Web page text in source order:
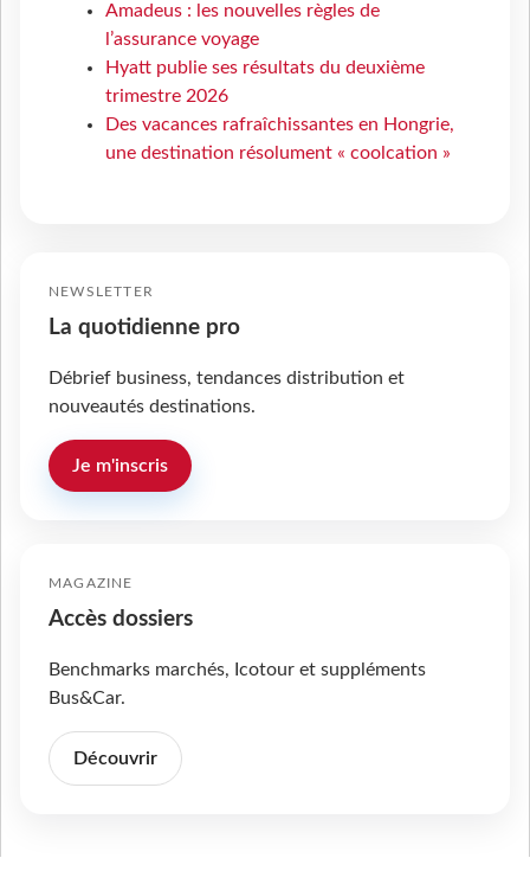
Amadeus : les nouvelles règles de
l’assurance voyage
Hyatt publie ses résultats du deuxième
trimestre 2026
Des vacances rafraîchissantes en Hongrie,
une destination résolument « coolcation »
NEWSLETTER
La quotidienne pro
Débrief business, tendances distribution et
nouveautés destinations.
Je m'inscris
MAGAZINE
Accès dossiers
Benchmarks marchés, Icotour et suppléments
Bus&Car.
Découvrir